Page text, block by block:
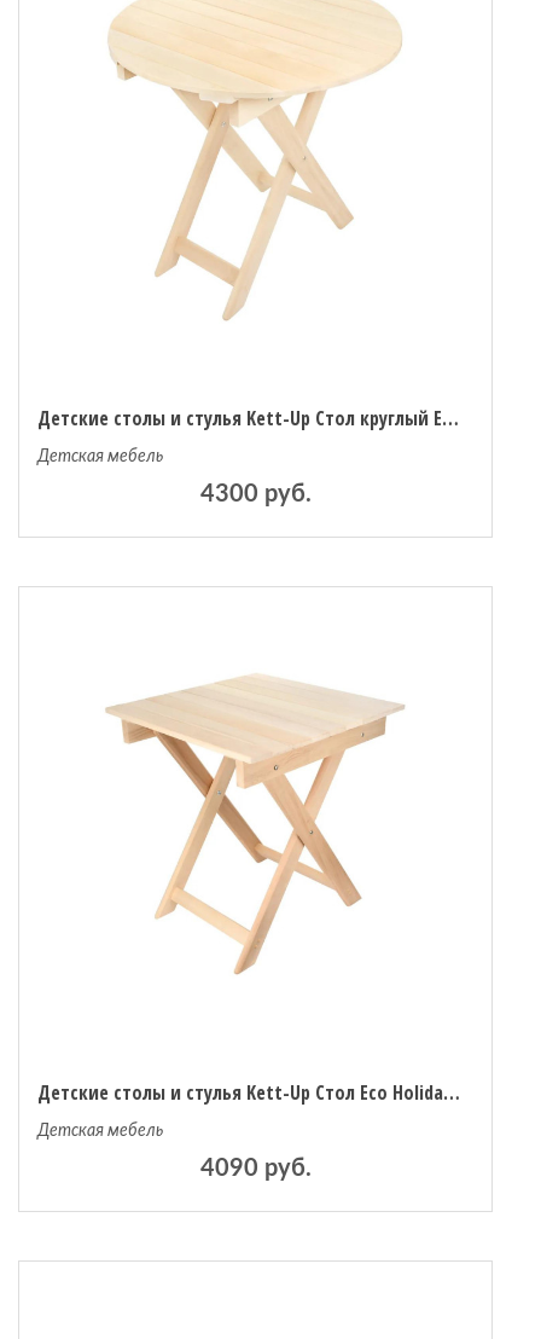
Детские столы и стулья Kett-Up Стол круглый Eco Holiday 75 см
Детская мебель
4300 руб.
Детские столы и стулья Kett-Up Стол Eco Holiday 60х60 см
Детская мебель
4090 руб.